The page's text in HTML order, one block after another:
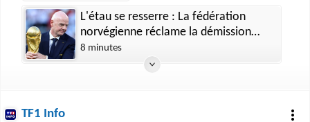
L'étau se resserre : La fédération
norvégienne réclame la démission
d'Infantino
8 minutes
TF1 Info